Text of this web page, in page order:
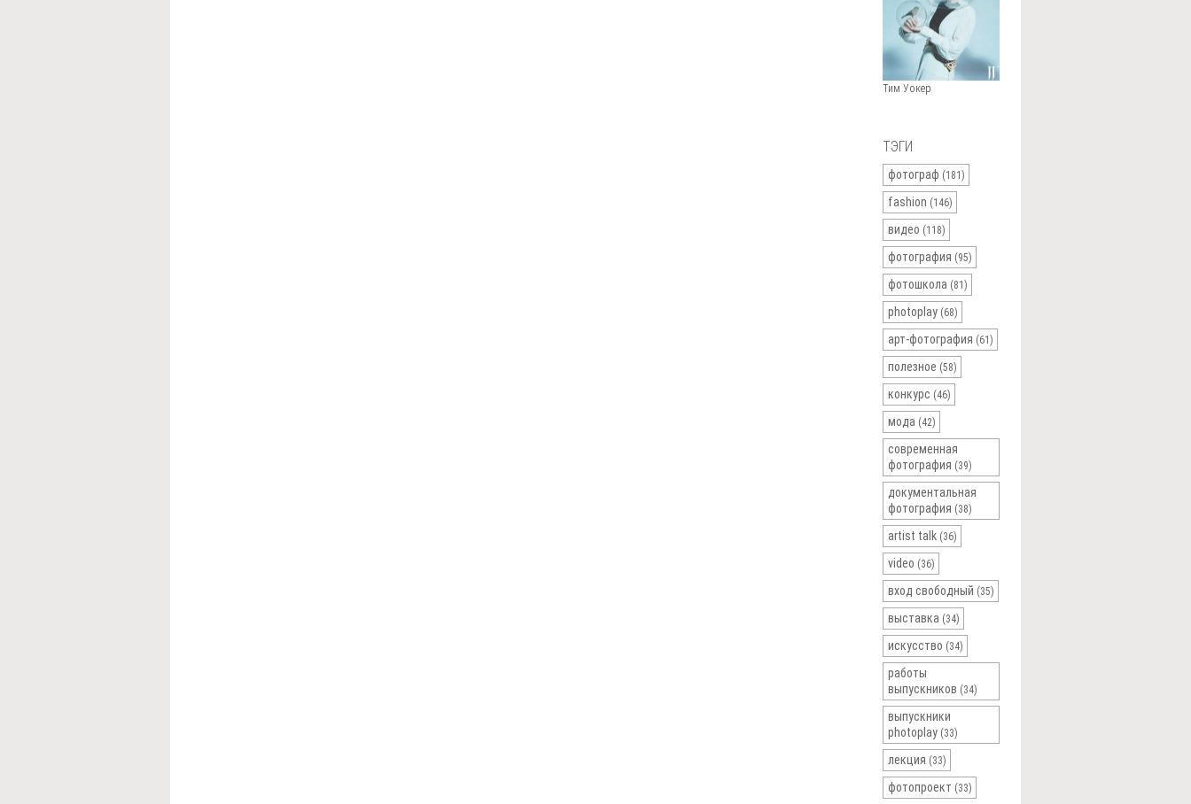
Тим Уокер
ТЭГИ
фотограф (181)
fashion (146)
видео (118)
фотография (95)
фотошкола (81)
photoplay (68)
арт-фотография (61)
полезное (58)
конкурс (46)
мода (42)
современная
фотография (39)
документальная
фотография (38)
artist talk (36)
video (36)
вход свободный (35)
выставка (34)
искусство (34)
работы
выпускников (34)
выпускники
photoplay (33)
лекция (33)
фотопроект (33)